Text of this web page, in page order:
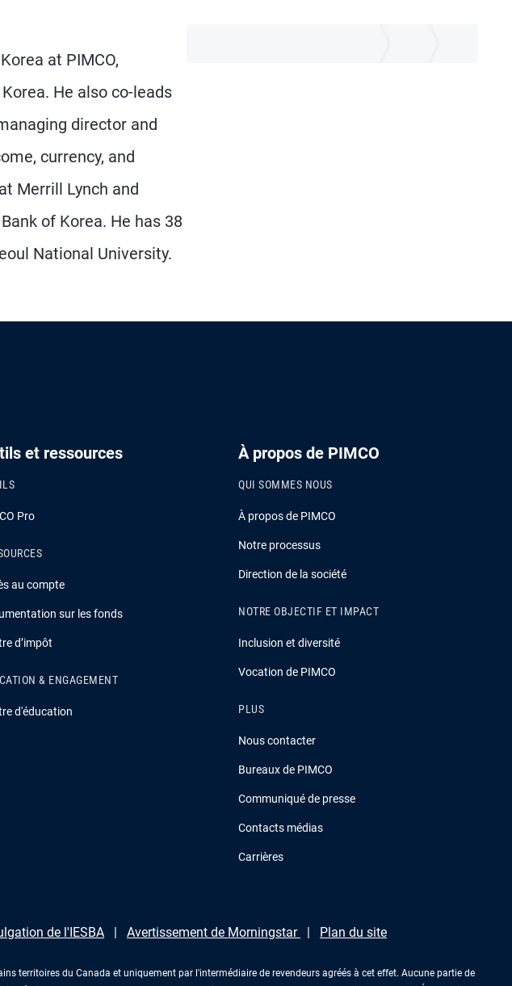
at PIMCO,
He also co-leads
director and
currency, and
Merrill Lynch and
of Korea. He has 38
National University.
et ressources
Pro
au compte
sur les fonds
d’impôt
& ENGAGEMENT
d'éducation
À propos de PIMCO
QUI SOMMES NOUS
À propos de PIMCO
Notre processus
Direction de la société
NOTRE OBJECTIF ET IMPACT
Inclusion et diversité
Vocation de PIMCO
PLUS
Nous contacter
Bureaux de PIMCO
Communiqué de presse
Contacts médias
Carrières
de l'IESBA Avertissement de Morningstar Plan du site
territoires du Canada et uniquement par l'intermédiaire de revendeurs agréés à cet effet. Aucune partie de